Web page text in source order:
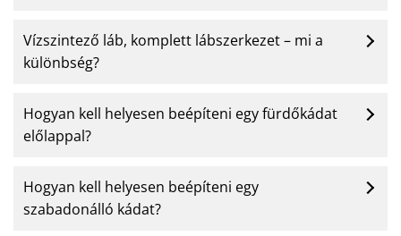
Vízszintező láb, komplett lábszerkezet – mi a
különbség?
Hogyan kell helyesen beépíteni egy fürdőkádat
előlappal?
Hogyan kell helyesen beépíteni egy
szabadonálló kádat?